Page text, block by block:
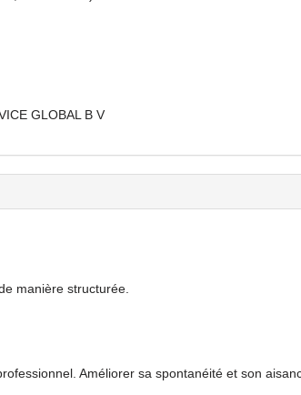
GLOBAL B V
manière structurée.
Améliorer sa spontanéité et son